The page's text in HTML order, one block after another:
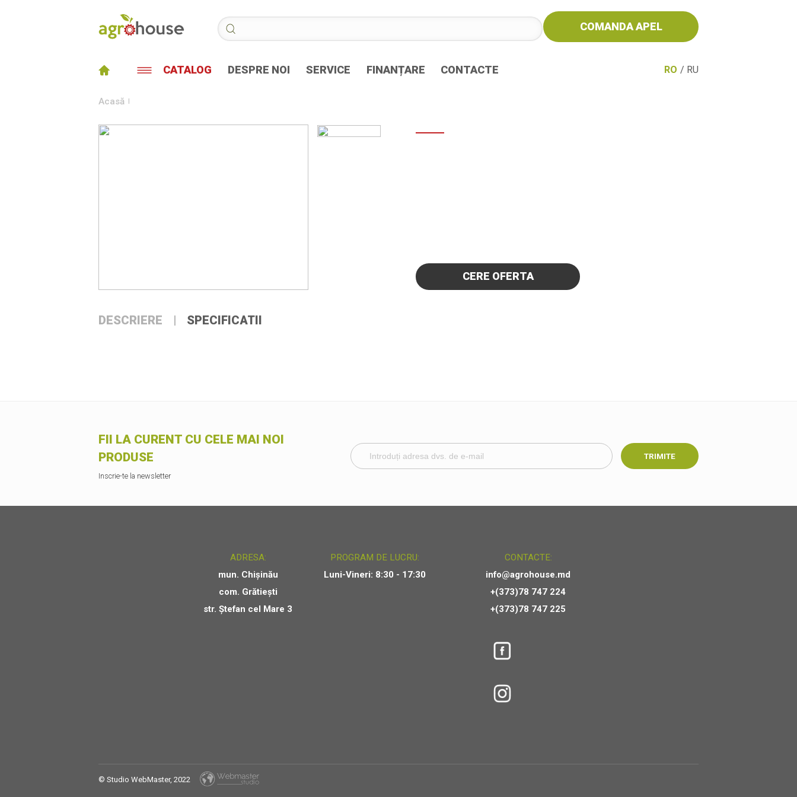
COMANDA APEL
CATALOG DESPRE NOI SERVICE FINANȚARE CONTACTE RO / RU
Acasă
CERE OFERTA
DESCRIERE SPECIFICATII
FII LA CURENT CU CELE MAI NOI
PRODUSE
Inscrie-te la newsletter
TRIMITE
ADRESA:
mun. Chișinău
com. Grătiești
str. Ștefan cel Mare 3
PROGRAM DE LUCRU:
Luni-Vineri: 8:30 - 17:30
CONTACTE:
info@agrohouse.md
+(373)78 747 224
+(373)78 747 225
© Studio WebMaster, 2022